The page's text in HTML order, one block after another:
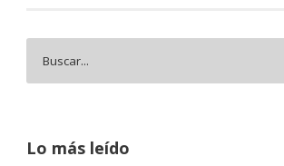
Lo más leído